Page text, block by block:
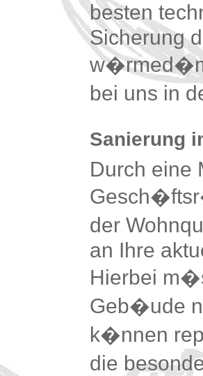
besten
Sicherung
bei uns in
Sanierung
Durch eine
der
an Ihre
Hierbei
Geb�ude
k�nnen
die